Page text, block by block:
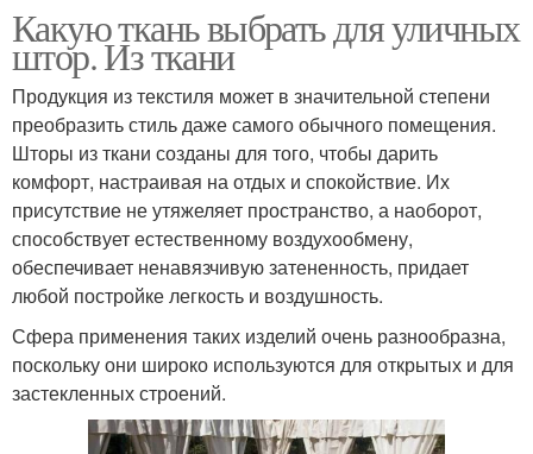
Какую ткань выбрать для уличных
штор. Из ткани
Продукция из текстиля может в значительной степени
преобразить стиль даже самого обычного помещения.
Шторы из ткани созданы для того, чтобы дарить
комфорт, настраивая на отдых и спокойствие. Их
присутствие не утяжеляет пространство, а наоборот,
способствует естественному воздухообмену,
обеспечивает ненавязчивую затененность, придает
любой постройке легкость и воздушность.
Сфера применения таких изделий очень разнообразна,
поскольку они широко используются для открытых и для
застекленных строений.